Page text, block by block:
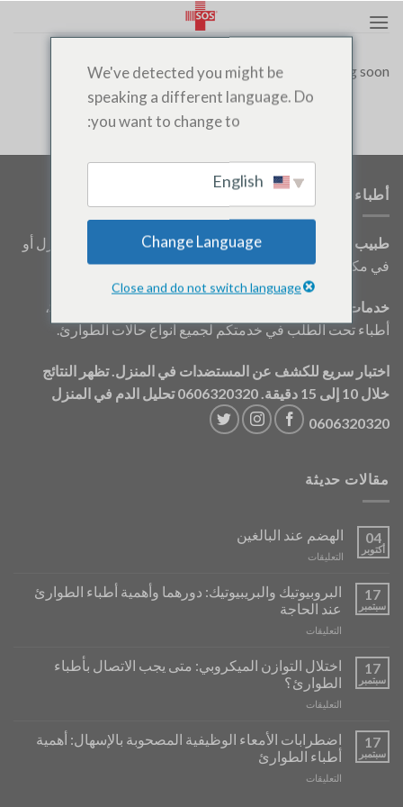
إلى
Coming soon…
أطباء الطوارئ
طبيب طوارئ في المنزل في أغادير:استشارة طبية في المنزل أو
في مكان عملك.
خدمات الرعاية المنزلية في أغادير:
SOS Médecin AGADIR،
أطباء تحت الطلب في خدمتكم لجميع أنواع حالات الطوارئ.
اختبار سريع للكشف عن المستضدات في المنزل. تظهر النتائج
خلال 10 إلى 15 دقيقة. 0606320320
تحليل الدم في المنزل
0606320320
مقالات حديثة
04
أكتوبر
الهضم عند البالغين
التعليقات
Digestion
chez
l’Adulte
مغلقة
17
سبتمبر
البروبيوتيك والبريبيوتيك: دورهما وأهمية أطباء الطوارئ
عند الحاجة
التعليقات
et
Prébiotiques
:
et
l’Importance
17
سبتمبر
اختلال التوازن الميكروبي: متى يجب الاتصال بأطباء
الطوارئ؟
التعليقات
Microbiens
:
Quand
17
سبتمبر
اضطرابات الأمعاء الوظيفية المصحوبة بالإسهال: أهمية
أطباء الطوارئ
التعليقات
We've detected you might be
speaking a different language. Do
you want to change to:
Change Language
Close and do not switch language